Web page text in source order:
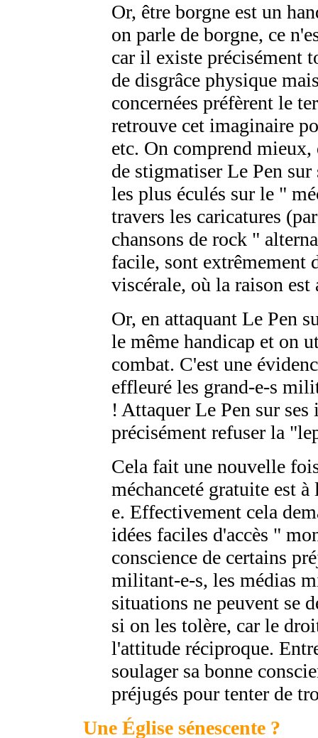
Or, être borgne est un
on parle de borgne, ce
car il existe précisément
de disgrâce physique
concernées préfèrent le
retrouve cet imaginaire
etc. On comprend
de stigmatiser Le Pen
les plus éculés sur le "
travers les caricatures
chansons de rock "
facile, sont extrêmement
viscérale, où la raison est
Or, en attaquant Le Pen
le même handicap et on
combat. C'est une
effleuré les grand-e-s
! Attaquer Le Pen sur ses
précisément refuser la
Cela fait une nouvelle
méchanceté gratuite est
e. Effectivement cela
idées faciles d'accès "
conscience de certains
militant-e-s, les médias
situations ne peuvent se
si on les tolère, car le
l'attitude réciproque.
soulager sa bonne
préjugés pour tenter de
Une Église sénescente ?